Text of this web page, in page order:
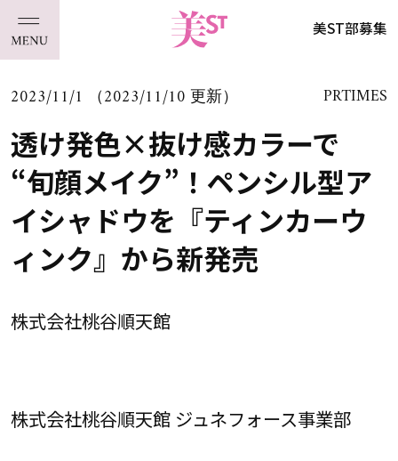
美ST部募集
2023/11/1 （2023/11/10 更新） PRTIMES
透け発色×抜け感カラーで
“旬顔メイク”！ペンシル型ア
イシャドウを『ティンカーウ
ィンク』から新発売
株式会社桃谷順天館
株式会社桃谷順天館 ジュネフォース事業部